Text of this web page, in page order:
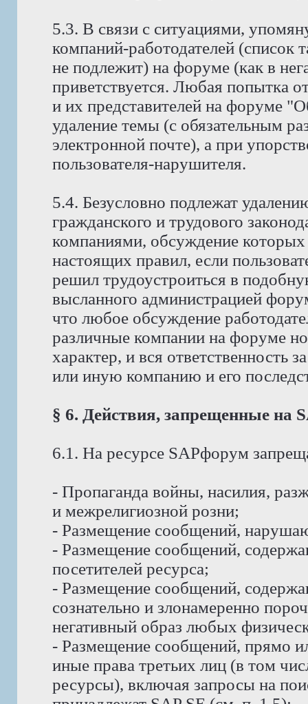
5.3. В связи с ситуациями,
компаний-работодателей (список
не подлежит) на форуме (как в
приветствуется. Любая попытка
и их представителей на форуме
удаление темы (с обязательным
электронной почте), а при
пользователя-нарушителя.
5.4. Безусловно подлежат
гражданского и трудового
компаниями, обсуждение
настоящих правил, если
решил трудоустроиться в
высланного администрацией
что любое обсуждение
различные компании на форуме
характер, и вся ответственность
или иную компанию и его
§ 6. Действия, запрещенные на
6.1. На ресурсе SAPфорум
- Пропаганда войны, насилия,
и межрелигиозной розни;
- Размещение сообщений,
- Размещение сообщений,
посетителей ресурса;
- Размещение сообщений,
сознательно и злонамеренно
негативный образ любых
- Размещение сообщений, прямо
иные права третьих лиц (в том
ресурсы), включая запросы на